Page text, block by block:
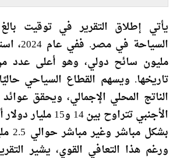
يأتي إطلاق التقرير في توقيت
مليون سائح دولي، وهو أعلى عدد
الناتج المحلي الإجمالي، ويحقق
الأجنبي تتراوح بين
بشكل
ورغم هذا التعافي القوي، يشير